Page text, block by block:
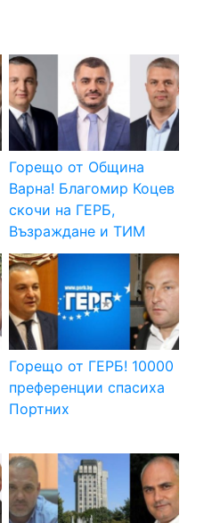
Горещо от Община
Варна! Благомир Коцев
скочи на ГЕРБ,
Възраждане и ТИМ
Горещо от ГЕРБ! 10000
преференции спасиха
Портних